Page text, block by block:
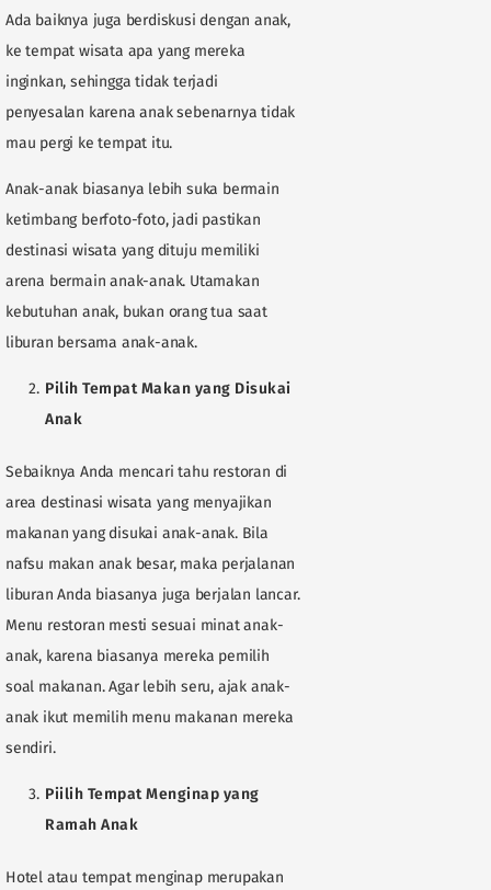
Ada baiknya juga berdiskusi dengan anak,
ke tempat wisata apa yang mereka
inginkan, sehingga tidak terjadi
penyesalan karena anak sebenarnya tidak
mau pergi ke tempat itu.
Anak-anak biasanya lebih suka bermain
ketimbang berfoto-foto, jadi pastikan
destinasi wisata yang dituju memiliki
arena bermain anak-anak. Utamakan
kebutuhan anak, bukan orang tua saat
liburan bersama anak-anak.
Pilih Tempat Makan yang Disukai
Anak
Sebaiknya Anda mencari tahu restoran di
area destinasi wisata yang menyajikan
makanan yang disukai anak-anak. Bila
nafsu makan anak besar, maka perjalanan
liburan Anda biasanya juga berjalan lancar.
Menu restoran mesti sesuai minat anak-
anak, karena biasanya mereka pemilih
soal makanan. Agar lebih seru, ajak anak-
anak ikut memilih menu makanan mereka
sendiri.
Piilih Tempat Menginap yang
Ramah Anak
Hotel atau tempat menginap merupakan